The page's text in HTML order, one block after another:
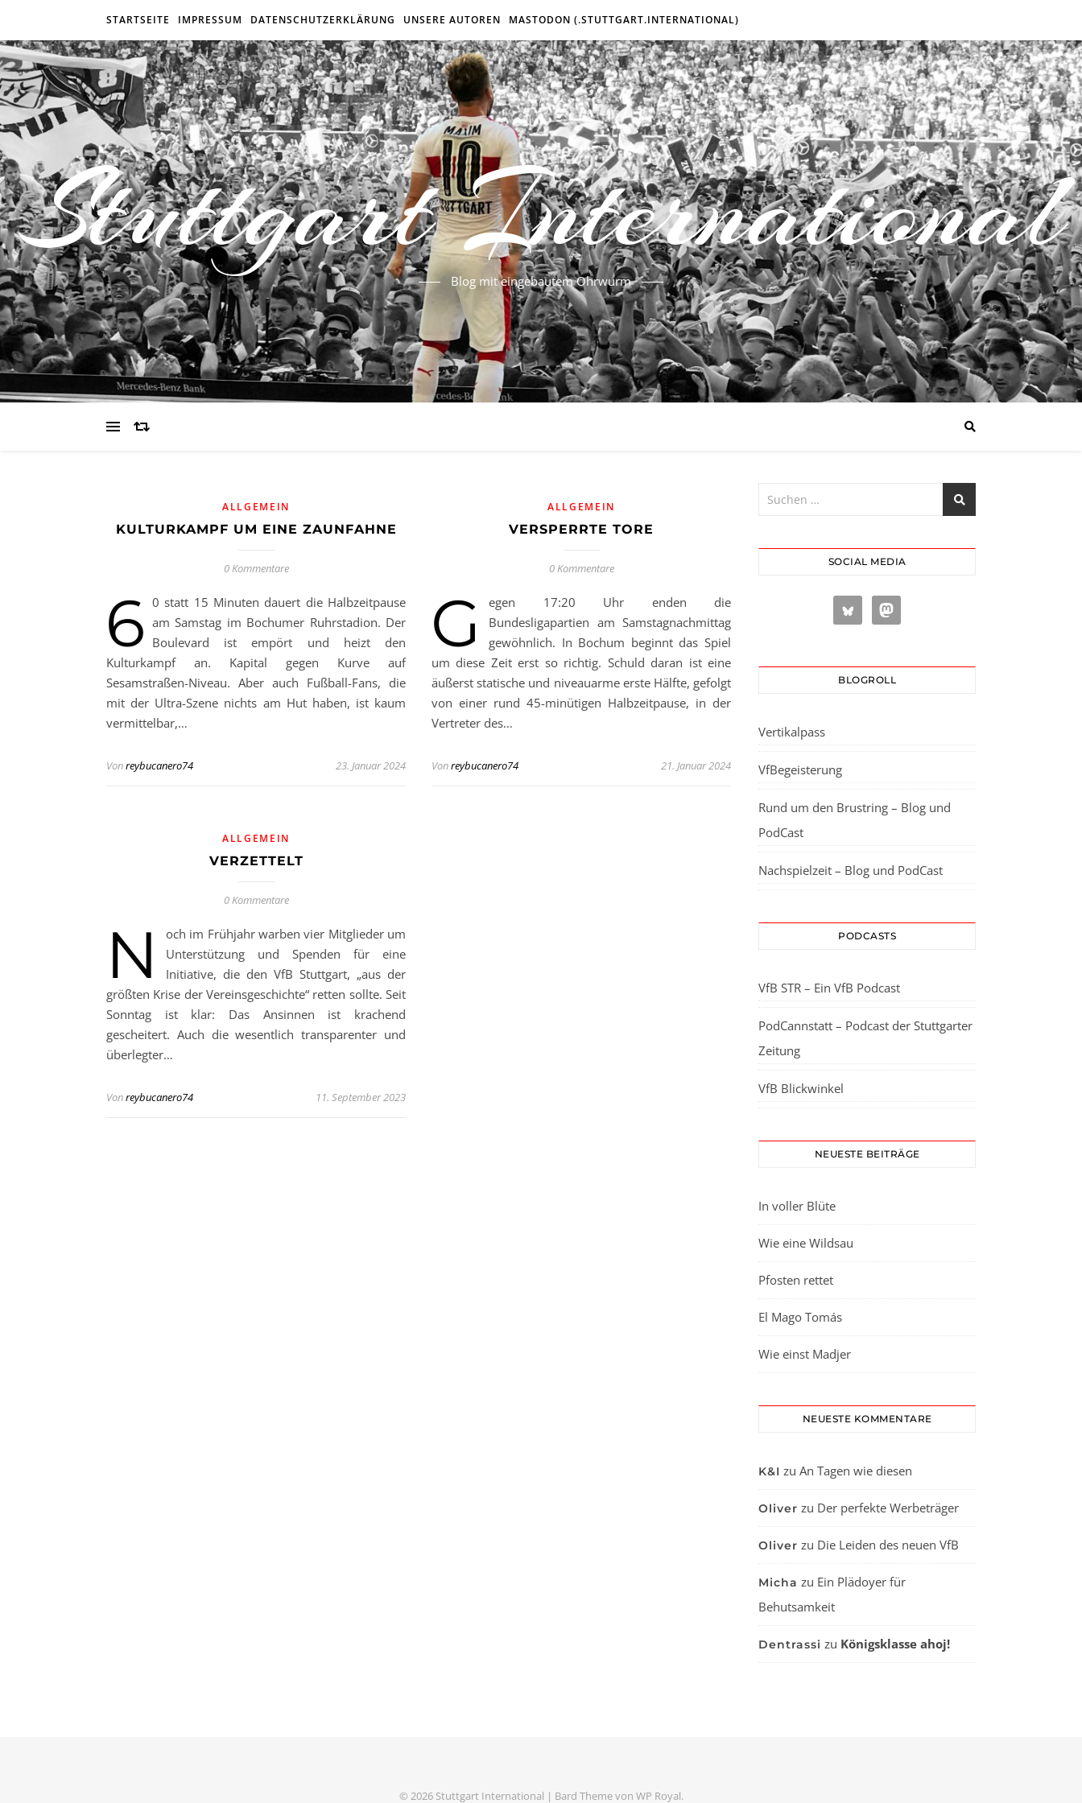
STARTSEITE IMPRESSUM DATENSCHUTZERKLÄRUNG UNSERE AUTOREN MASTODON (.STUTTGART.INTERNATIONAL)
Stuttgart International
Blog mit eingebautem Ohrwurm
ALLGEMEIN
KULTURKAMPF UM EINE ZAUNFAHNE
0 Kommentare
6 0 statt 15 Minuten dauert die Halbzeitpause
am Samstag im Bochumer Ruhrstadion. Der
Boulevard ist empört und heizt den
Kulturkampf an. Kapital gegen Kurve auf
Sesamstraßen-Niveau. Aber auch Fußball-Fans, die
mit der Ultra-Szene nichts am Hut haben, ist kaum
vermittelbar,…
Vonreybucanero74 23. Januar 2024
ALLGEMEIN
VERSPERRTE TORE
0 Kommentare
G
egen 17:20 Uhr enden die
Bundesligapartien am Samstagnachmittag
gewöhnlich. In Bochum beginnt das Spiel
um diese Zeit erst so richtig. Schuld daran ist eine
äußerst statische und niveauarme erste Hälfte, gefolgt
von einer rund 45-minütigen Halbzeitpause, in der
Vertreter des…
Vonreybucanero74 21. Januar 2024
ALLGEMEIN
VERZETTELT
0 Kommentare
N
och im Frühjahr warben vier Mitglieder um
Unterstützung und Spenden für eine
Initiative, die den VfB Stuttgart, „aus der
größten Krise der Vereinsgeschichte“ retten sollte. Seit
Sonntag ist klar: Das Ansinnen ist krachend
gescheitert. Auch die wesentlich transparenter und
überlegter…
Vonreybucanero74 11. September 2023
SOCIAL MEDIA
BLOGROLL
Vertikalpass
VfBegeisterung
Rund um den Brustring – Blog und
PodCast
Nachspielzeit – Blog und PodCast
PODCASTS
VfB STR – Ein VfB Podcast
PodCannstatt – Podcast der Stuttgarter
Zeitung
VfB Blickwinkel
NEUESTE BEITRÄGE
In voller Blüte
Wie eine Wildsau
Pfosten rettet
El Mago Tomás
Wie einst Madjer
NEUESTE KOMMENTARE
K&I zu An Tagen wie diesen
Oliver zu Der perfekte Werbeträger
Oliver zu Die Leiden des neuen VfB
Micha zu Ein Plädoyer für
Behutsamkeit
Dentrassi zu Königsklasse ahoj!
© 2026 Stuttgart International | Bard Theme von WP Royal.